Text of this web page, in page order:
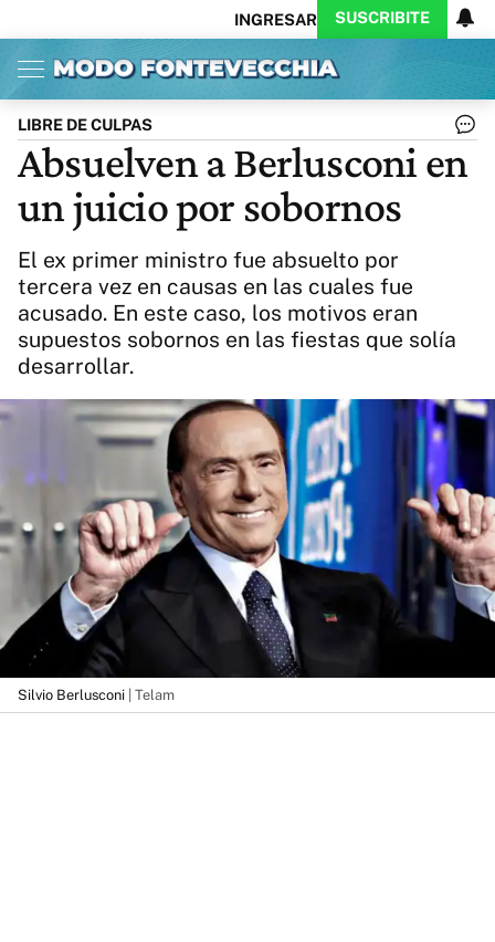
INGRESAR SUSCRIBITE
Inicio Ahora
Opinión
Política
Ciencia
Cultura
Arte
Educación
Internacional
CARAS
Exitoina
Turismo
Videos
Córdoba
Reperfilar
Business
Noticias
Caras
Exitoina
Gaming
Vivo
Diario del Juicio
Actualidad
LIBRE DE CULPAS
Absuelven a Berlusconi en
un juicio por sobornos
El ex primer ministro fue absuelto por
tercera vez en causas en las cuales fue
acusado. En este caso, los motivos eran
supuestos sobornos en las fiestas que solía
desarrollar.
Silvio Berlusconi | Telam